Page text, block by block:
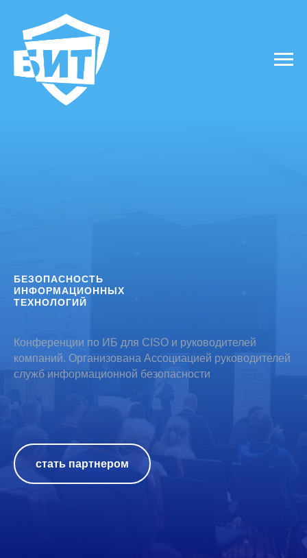
БЕЗОПАСНОСТЬ
ИНФОРМАЦИОННЫХ
ТЕХНОЛОГИЙ
Конференции по ИБ для CISO и руководителей
компаний. Организована Ассоциацией руководителей
служб информационной безопасности
стать партнером